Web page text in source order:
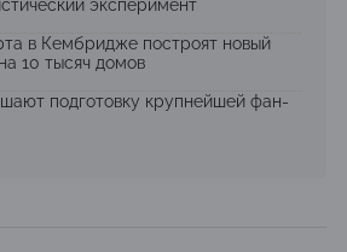
эксперимент
в Кембридже построят новый
10 тысяч домов
подготовку крупнейшей фан-